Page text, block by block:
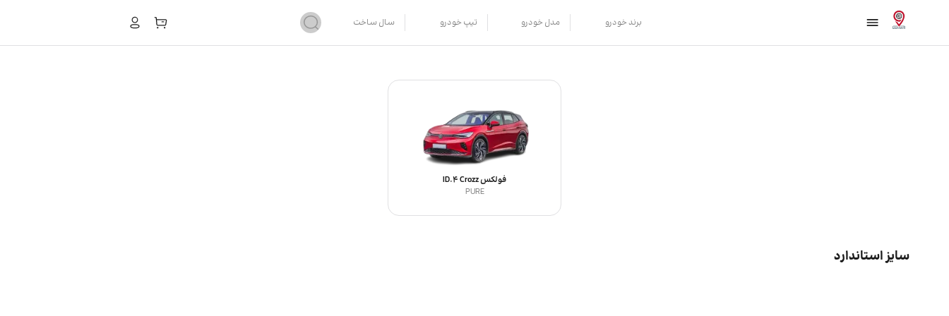
برند خودرو مدل خودرو تیپ خودرو سال ساخت
فولکس ID.4 Crozz
PURE
سایز استاندارد